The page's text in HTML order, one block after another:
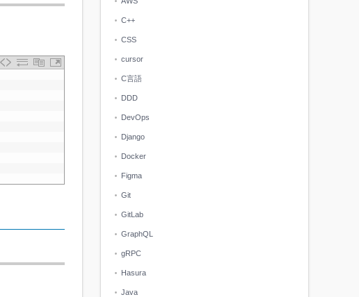
C++
CSS
cursor
C言語
DDD
DevOps
Django
Docker
Figma
Git
GitLab
GraphQL
gRPC
Hasura
Java